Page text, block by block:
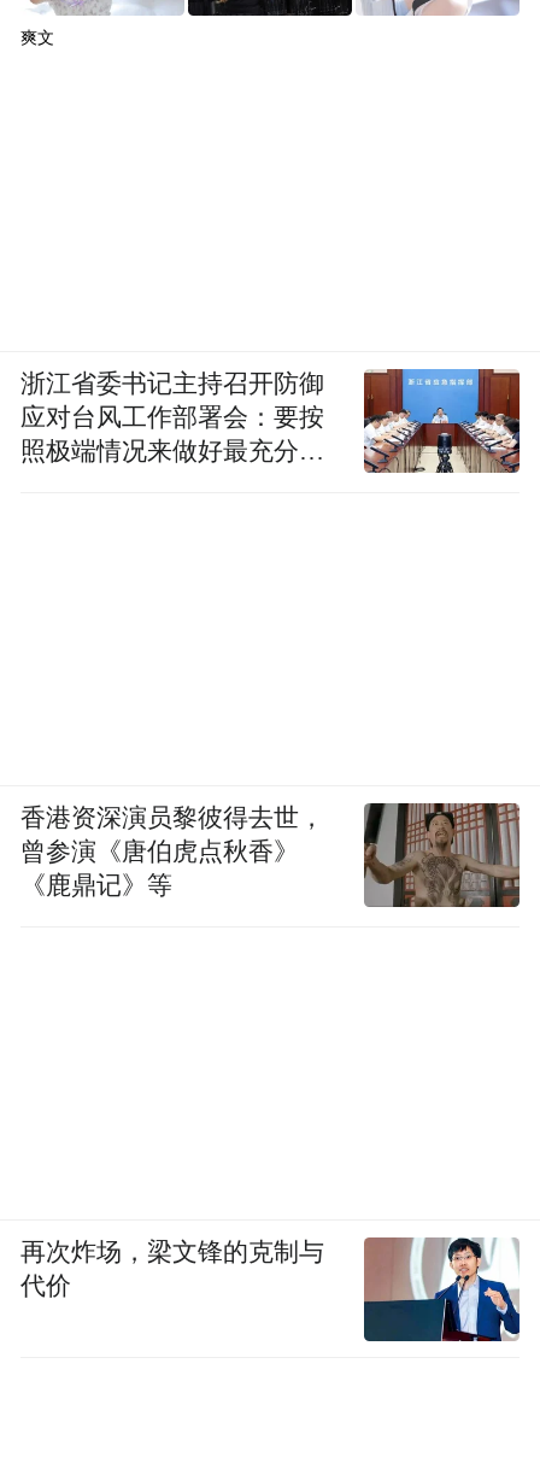
爽文
浙江省委书记主持召开防御
应对台风工作部署会：要按
照极端情况来做好最充分的
香港资深演员黎彼得去世，
曾参演《唐伯虎点秋香》
《鹿鼎记》等
再次炸场，梁文锋的克制与
代价